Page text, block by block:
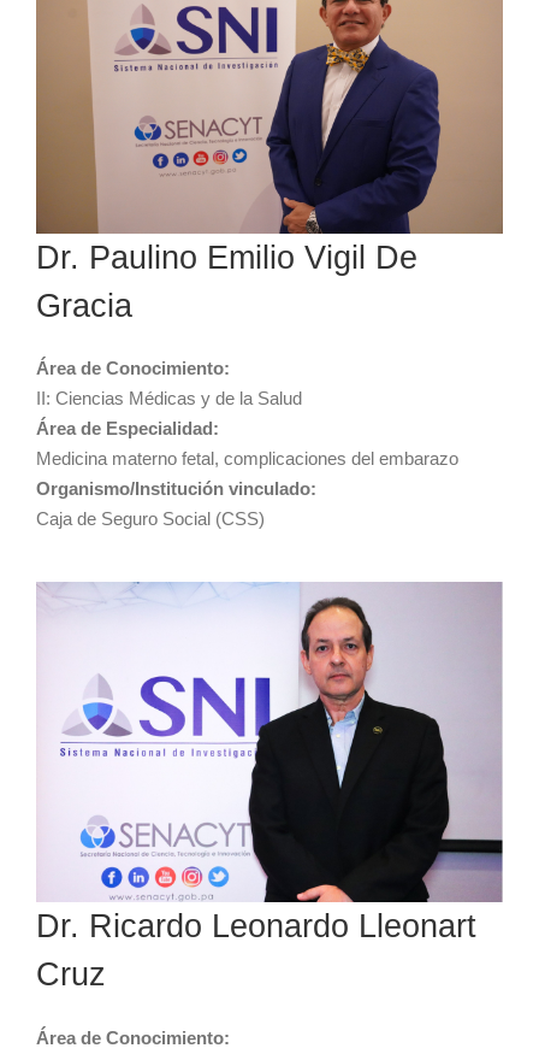
Dr. Paulino Emilio Vigil De
Gracia
Área de Conocimiento:
II: Ciencias Médicas y de la Salud
Área de Especialidad:
Medicina materno fetal, complicaciones del embarazo
Organismo/Institución vinculado:
Caja de Seguro Social (CSS)
Dr. Ricardo Leonardo Lleonart
Cruz
Área de Conocimiento: